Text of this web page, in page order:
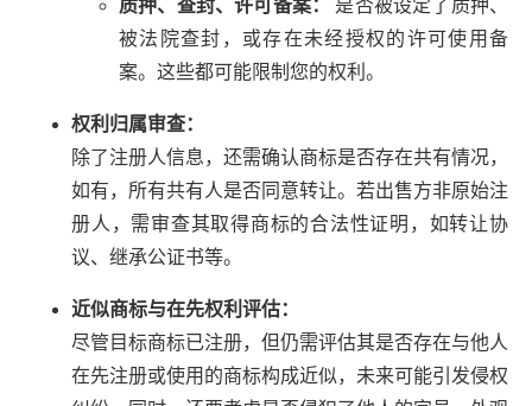
质押、查封、许可备案：
是否被设定了质押、
被法院查封，或存在未经授权的许可使用备
案。这些都可能限制您的权利。
权利归属审查：
除了注册人信息，还需确认商标是否存在共有情况，
如有，所有共有人是否同意转让。若出售方非原始注
册人，需审查其取得商标的合法性证明，如转让协
议、继承公证书等。
近似商标与在先权利评估：
尽管目标商标已注册，但仍需评估其是否存在与他人
在先注册或使用的商标构成近似，未来可能引发侵权